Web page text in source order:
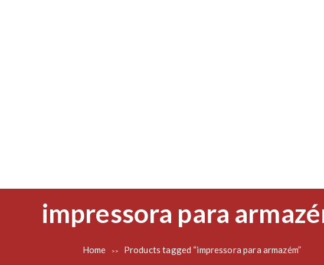
T
impressora para
Home >> Products tagged “impressora para armazém”